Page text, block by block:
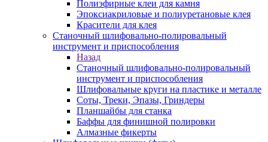
Полиэфирные клеи для камня
Эпоксиакриловые и полиуретановые клея
Красители для клея
Станочный шлифовально-полировальный
инструмент и приспособления
Назад
Станочный шлифовально-полировальный
инструмент и приспособления
Шлифовальные круги на пластике и металле
Соты, Треки, Эпазы, Гриндеры
Планшайбы для станка
Баффы для финишной полировки
Алмазные фикерты